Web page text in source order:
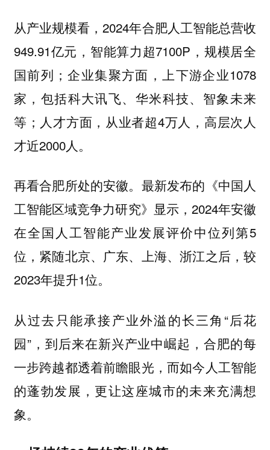
从产业规模看，2024年合肥人工智能总营收
949.91亿元，智能算力超7100P，规模居全
国前列；企业集聚方面，上下游企业1078
家，包括科大讯飞、华米科技、智象未来
等；人才方面，从业者超4万人，高层次人
才近2000人。
再看合肥所处的安徽。最新发布的《中国人
工智能区域竞争力研究》显示，2024年安徽
在全国人工智能产业发展评价中位列第5
位，紧随北京、广东、上海、浙江之后，较
2023年提升1位。
从过去只能承接产业外溢的长三角“后花
园”，到后来在新兴产业中崛起，合肥的每
一步跨越都透着前瞻眼光，而如今人工智能
的蓬勃发展，更让这座城市的未来充满想
象。